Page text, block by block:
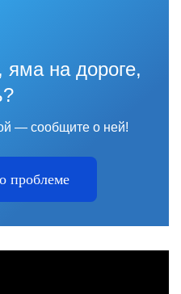
на дороге,
— сообщите о ней!
проблеме